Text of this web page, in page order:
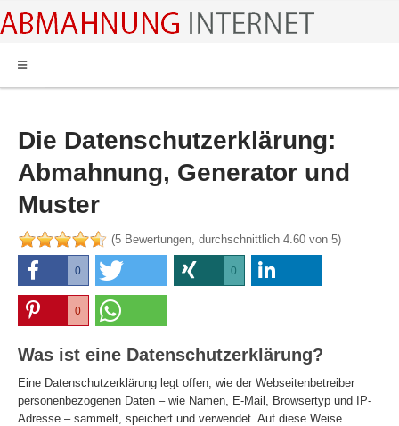
HOME
ABMAHNWARNER
ABMAHNUNG FILESHARING
RECHTSBERATUNG
Die Datenschutzerklärung:
Abmahnung, Generator und
Muster
(5 Bewertungen, durchschnittlich 4.60 von 5)
0
0 0
0
0
0
Was ist eine Datenschutzerklärung?
Eine Datenschutzerklärung legt offen, wie der Webseitenbetreiber
personenbezogenen Daten – wie Namen, E-Mail, Browsertyp und IP-
Adresse – sammelt, speichert und verwendet. Auf diese Weise